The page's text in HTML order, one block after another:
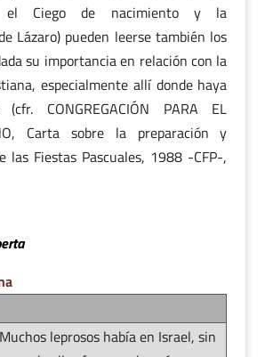
el Ciego de nacimiento y la
Lázaro) pueden leerse también los
su importancia en relación con la
especialmente allí donde haya
(cfr. CONGREGACIÓN PARA EL
Carta sobre la preparación y
las Fiestas Pascuales, 1988 -CFP-,
leprosos había en Israel, sin